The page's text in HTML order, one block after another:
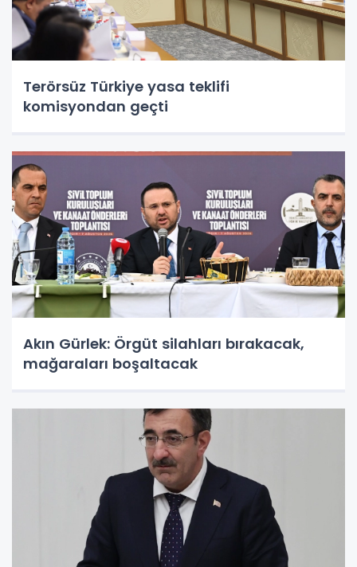
Terörsüz Türkiye yasa teklifi
komisyondan geçti
Akın Gürlek: Örgüt silahları bırakacak,
mağaraları boşaltacak